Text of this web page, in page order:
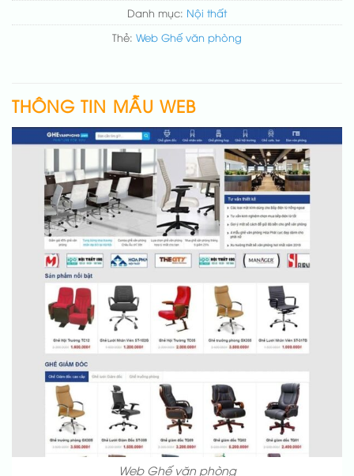
Danh mục: Nội thất
Thẻ: Web Ghế văn phòng
THÔNG TIN MẪU WEB
Web Ghế văn phòng